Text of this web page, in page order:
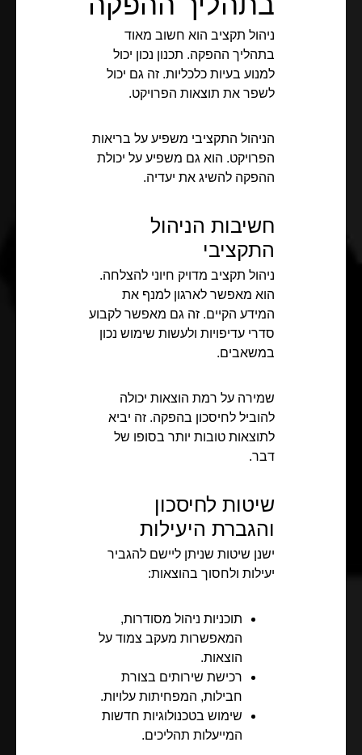
ניהול תקציב הוא חשוב מאוד
בתהליך ההפקה. תכנון נכון יכול
למנוע בעיות כלכליות. זה גם יכול
לשפר את תוצאות הפרויקט.
הניהול התקציבי משפיע על בריאות
הפרויקט. הוא גם משפיע על יכולת
ההפקה להשיג את יעדיה.
חשיבות הניהול
התקציבי
ניהול תקציב מדויק חיוני להצלחה.
הוא מאפשר לארגון למנף את
המידע הקיים. זה גם מאפשר לקבוע
סדרי עדיפויות ולעשות שימוש נכון
במשאבים.
שמירה על רמת הוצאות יכולה
להוביל לחיסכון בהפקה. זה יביא
לתוצאות טובות יותר בסופו של
דבר.
שיטות לחיסכון
והגברת היעילות
ישנן שיטות שניתן ליישם להגביר
יעילות ולחסוך בהוצאות:
תוכניות ניהול מסודרות,
המאפשרות מעקב צמוד על
הוצאות.
רכישת שירותים בצורת
חבילות, המפחיתות עלויות.
שימוש בטכנולוגיות חדשות
המייעלות תהליכים.